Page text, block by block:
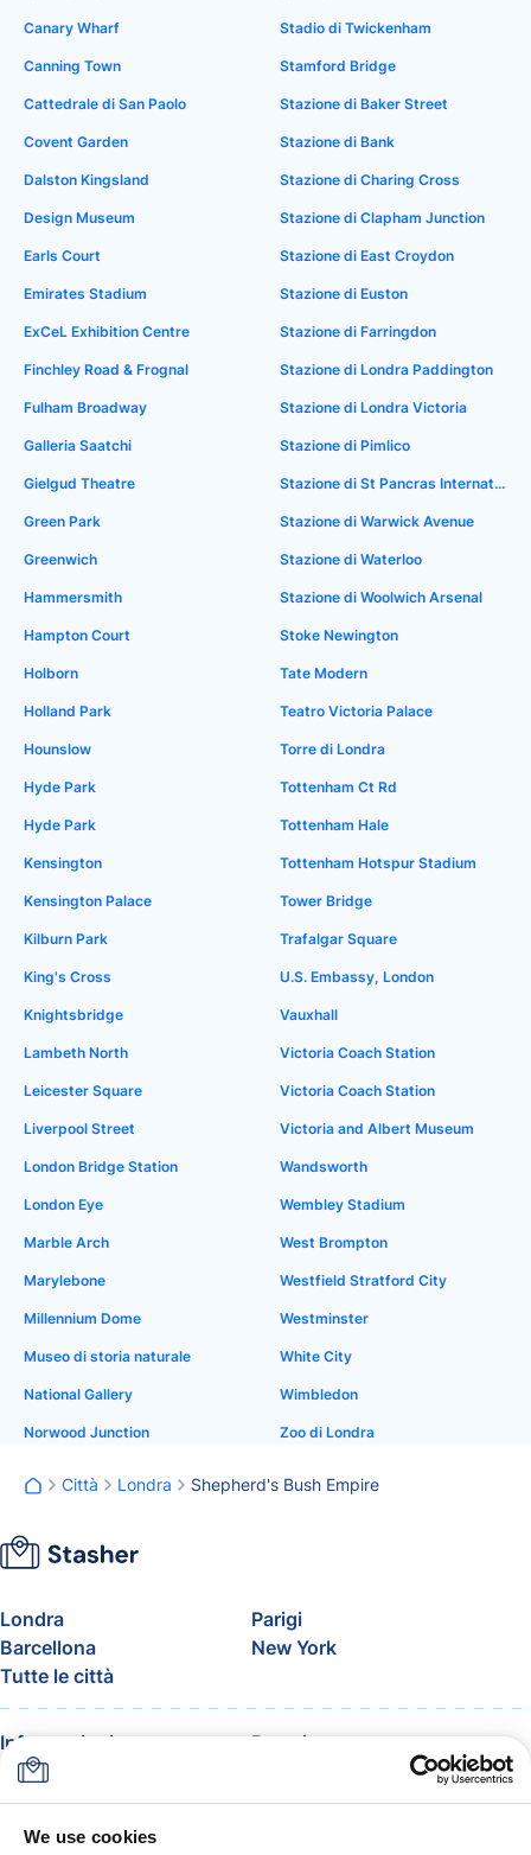
We use cookies
Canary Wharf
Canning Town
Cattedrale di San Paolo
Covent Garden
Dalston Kingsland
Design Museum
Earls Court
Emirates Stadium
ExCeL Exhibition Centre
Finchley Road & Frognal
Fulham Broadway
Galleria Saatchi
Gielgud Theatre
Green Park
Greenwich
Hammersmith
Hampton Court
Holborn
Holland Park
Hounslow
Hyde Park
Hyde Park
Kensington
Kensington Palace
Kilburn Park
King's Cross
Knightsbridge
Lambeth North
Leicester Square
Liverpool Street
London Bridge Station
London Eye
Marble Arch
Marylebone
Millennium Dome
Museo di storia naturale
National Gallery
Norwood Junction
Stadio di Twickenham
Stamford Bridge
Stazione di Baker Street
Stazione di Bank
Stazione di Charing Cross
Stazione di Clapham Junction
Stazione di East Croydon
Stazione di Euston
Stazione di Farringdon
Stazione di Londra Paddington
Stazione di Londra Victoria
Stazione di Pimlico
Stazione di St Pancras International
Stazione di Warwick Avenue
Stazione di Waterloo
Stazione di Woolwich Arsenal
Stoke Newington
Tate Modern
Teatro Victoria Palace
Torre di Londra
Tottenham Ct Rd
Tottenham Hale
Tottenham Hotspur Stadium
Tower Bridge
Trafalgar Square
U.S. Embassy, London
Vauxhall
Victoria Coach Station
Victoria Coach Station
Victoria and Albert Museum
Wandsworth
Wembley Stadium
West Brompton
Westfield Stratford City
Westminster
White City
Wimbledon
Zoo di Londra
Città Londra Shepherd's Bush Empire
Londra
Parigi
Barcellona
New York
Tutte le città
Informazioni
Prezzi
FAQ
Blog
Entra nel programma